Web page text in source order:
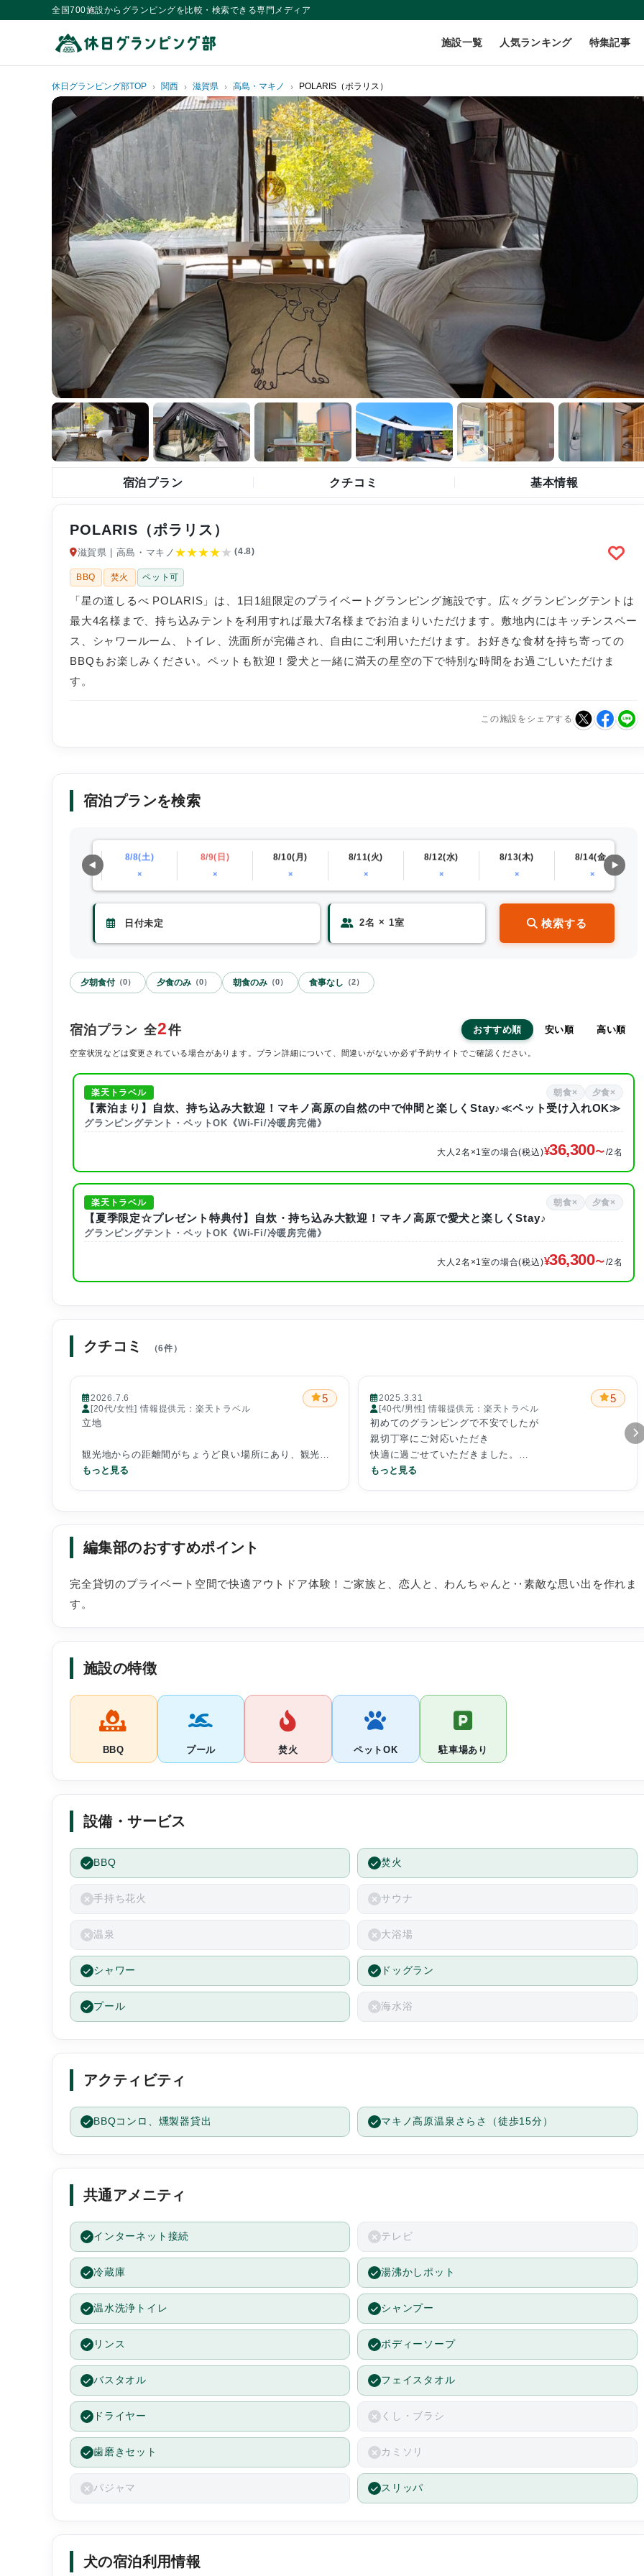
全国700施設からグランピングを比較・検索できる専門メディア
施設一覧 人気ランキング 特集記事
休日グランピング部TOP 関西 滋賀県 高島・マキノ POLARIS（ポラリス）
宿泊プラン クチコミ 基本情報
POLARIS（ポラリス）
滋賀県 | 高島・マキノ ★★★★★ (4.8)
BBQ 焚火 ペット可
「星の道しるべ POLARIS」は、1日1組限定のプライベートグランピング施設です。広々グランピングテントは
最大4名様まで、持ち込みテントを利用すれば最大7名様までお泊まりいただけます。敷地内にはキッチンスペー
ス、シャワールーム、トイレ、洗面所が完備され、自由にご利用いただけます。お好きな食材を持ち寄っての
BBQもお楽しみください。ペットも歓迎！愛犬と一緒に満天の星空の下で特別な時間をお過ごしいただけま
す。
この施設をシェアする
宿泊プランを検索
8/8(土)
×
8/9(日)
×
8/10(月)
×
8/11(火)
×
8/12(水)
×
8/13(木)
×
8/14(金)
×
2名 × 1室 検索する
夕朝食付（0） 夕食のみ （0） 朝食のみ （0） 食事なし （2）
宿泊プラン 全2件 おすすめ順 安い順 高い順
空室状況などは変更されている場合があります。プラン詳細について、間違いがないか必ず予約サイトでご確認ください。
楽天トラベル 朝食× 夕食×
【素泊まり】自炊、持ち込み大歓迎！マキノ高原の自然の中で仲間と楽しくStay♪≪ペット受け入れOK≫
グランピングテント・ペットOK《Wi-Fi/冷暖房完備》
大人2名×1室の場合(税込) 36,300 /2名
楽天トラベル 朝食× 夕食×
【夏季限定☆プレゼント特典付】自炊・持ち込み大歓迎！マキノ高原で愛犬と楽しくStay♪
グランピングテント・ペットOK《Wi-Fi/冷暖房完備》
大人2名×1室の場合(税込) 36,300 /2名
クチコミ （6件）
2026.7.6 5
[20代/女性] 情報提供元：楽天トラベル
立地
観光地からの距離間がちょうど良い場所にあり、観光客
の人があまり通らなかったので、ゆっくり過ごすことが
部屋はファミリー用のテントで、クーラーがついていた
ため、快適に過ごすことができました。
雨の日が宿泊日と重なってしまったのが少し残念でした
防音に関してはテントなので、ほぼゼロです。
BBQコンロを借りて持込の食材でBBQをしました。
調味料は油が常備されております。
BBQコンロを使ったことがなく、使い方が分からなかっ
たのですが、とても親切に教えて頂けました。
風呂
綺麗なシャワールームでした。
私たちはシャワーだけで満足な者なので、お風呂がない
風呂屋さんが沢山あるので、そちらに行けば良いかと思
います。
設備アメニティ
夏場で汗を沢山かいてしまい、その分シャワーで身体を
洗ったので、タオルが少し足りませんでした。
ただ、タオルはふわふわで気持ちよかったです。
アメニティはそのまま入れ替えるのではなく、未使用分
もっと見る
2025.3.31 5
[40代/男性] 情報提供元：楽天トラベル
初めてのグランピングで不安でしたが
親切丁寧にご対応いただき
快適に過ごせていただきました。
また利用させていただきたいと思いますありがとうござ
もっと見る
編集部のおすすめポイント
完全貸切のプライベート空間で快適アウトドア体験！ご家族と、恋人と、わんちゃんと‥素敵な思い出を作れま
す。
施設の特徴
BBQ プール 焚火 ペットOK 駐車場あり
設備・サービス
BBQ 焚火
手持ち花火 サウナ
温泉 大浴場
シャワー ドッグラン
プール 海水浴
アクティビティ
BBQコンロ、燻製器貸出 マキノ高原温泉さらさ（徒歩15分）
共通アメニティ
インターネット接続 テレビ
冷蔵庫 湯沸かしポット
温水洗浄トイレ シャンプー
リンス ボディーソープ
バスタオル フェイスタオル
ドライヤー くし・ブラシ
歯磨きセット カミソリ
パジャマ スリッパ
犬の宿泊利用情報